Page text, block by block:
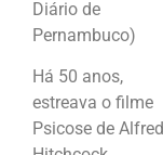
Diário de
Pernambuco)
Há 50 anos,
estreava o filme
Psicose de Alfred